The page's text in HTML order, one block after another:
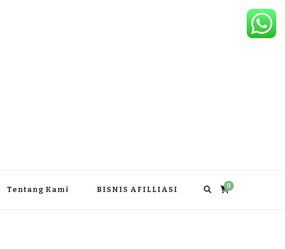
Tentang Kami BISNIS AFILLIASI 0